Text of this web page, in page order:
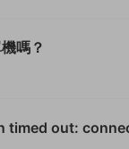
嗎？
timed out: